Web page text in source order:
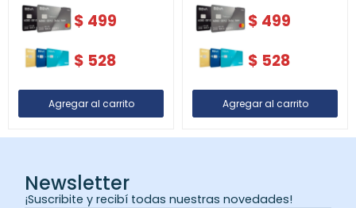
$ 499
$ 528
$ 499
$ 528
Newsletter
¡Suscribite y recibí todas nuestras novedades!